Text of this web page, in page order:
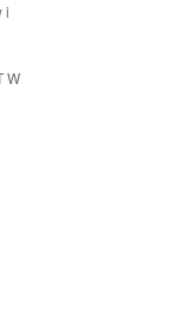
i
W